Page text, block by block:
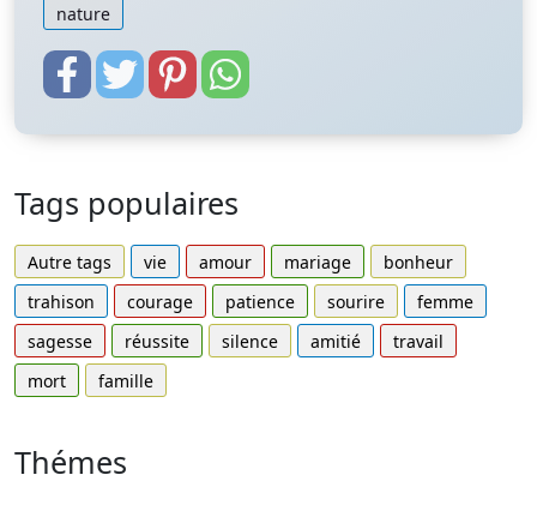
nature
Tags populaires
Autre tags vie amour mariage
bonheur
trahison
courage patience sourire
femme
sagesse
réussite silence amitié
travail
mort
famille
Thémes